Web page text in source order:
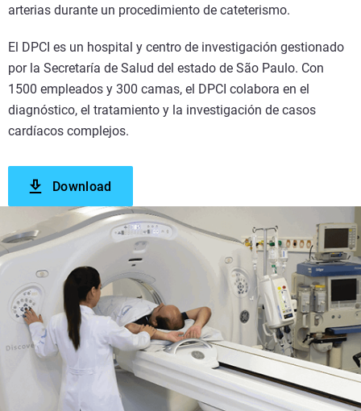
arterias durante un procedimiento de cateterismo.
El DPCI es un hospital y centro de investigación gestionado
por la Secretaría de Salud del estado de São Paulo. Con
1500 empleados y 300 camas, el DPCI colabora en el
diagnóstico, el tratamiento y la investigación de casos
cardíacos complejos.
Download